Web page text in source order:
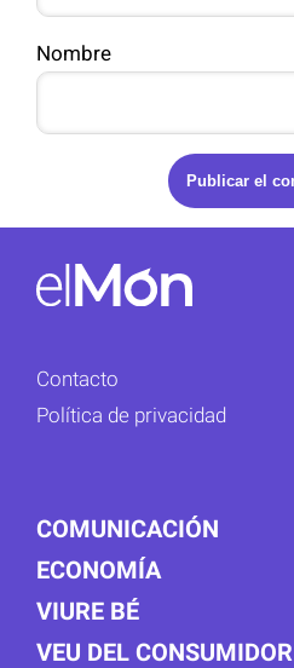
Nombre
Contacto
Política de privacidad
COMUNICACIÓN
ECONOMÍA
VIURE BÉ
VEU DEL CONSUMIDOR